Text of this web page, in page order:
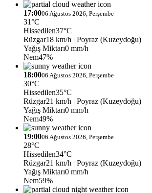
17:0006 Ağustos 2026, Perşembe
31°C
Hissedilen37°C
Rüzgar18 km/h | Poyraz (Kuzeydoğu)
Yağış Miktarı0 mm/h
Nem47%
18:0006 Ağustos 2026, Perşembe
30°C
Hissedilen35°C
Rüzgar21 km/h | Poyraz (Kuzeydoğu)
Yağış Miktarı0 mm/h
Nem49%
19:0006 Ağustos 2026, Perşembe
28°C
Hissedilen34°C
Rüzgar21 km/h | Poyraz (Kuzeydoğu)
Yağış Miktarı0 mm/h
Nem59%